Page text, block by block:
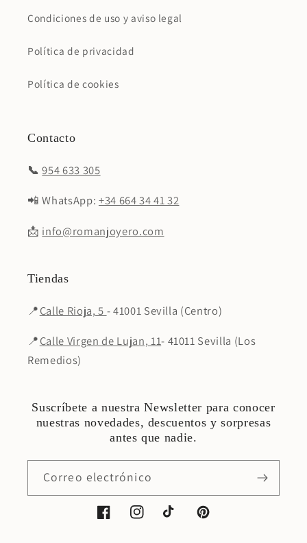
Condiciones de uso y aviso legal
Política de privacidad
Política de cookies
Contacto
📞954 633 305
📲 WhatsApp: +34 664 34 41 32
📩 info@romanjoyero.com
Tiendas
📍Calle Rioja, 5 - 41001 Sevilla (Centro)
📍Calle Virgen de Lujan, 11- 41011 Sevilla (Los
Remedios)
Suscríbete a nuestra Newsletter para conocer
nuestras novedades, descuentos y sorpresas
antes que nadie.
Correo electrónico
FacebookInstagramTikTok Pinterest